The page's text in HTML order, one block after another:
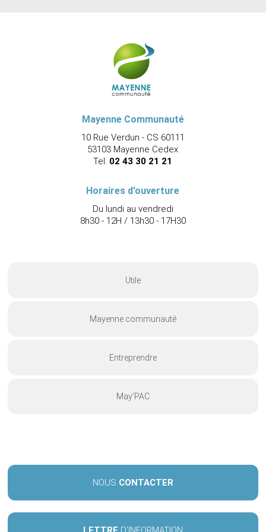
Mayenne Communauté
10 Rue Verdun - CS 60111
53103 Mayenne Cedex
Tel. 02 43 30 21 21
Horaires d'ouverture
Du lundi au vendredi
8h30 - 12H / 13h30 - 17H30
Utile
Mayenne communauté
Entreprendre
May’PAC
NOUS CONTACTER